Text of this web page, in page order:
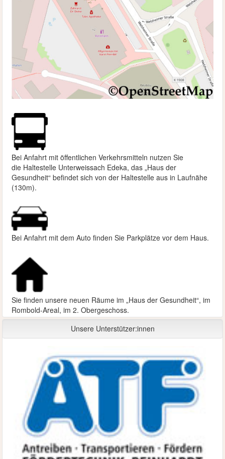
Bei Anfahrt mit öffentlichen Verkehrsmitteln nutzen Sie
die Haltestelle Unterweissach Edeka, das „Haus der
Gesundheit“ befindet sich von der Haltestelle aus in Laufnähe
(130m).
Bei Anfahrt mit dem Auto finden Sie Parkplätze vor dem Haus.
Sie finden unsere neuen Räume im „Haus der Gesundheit“, im
Rombold-Areal, im 2. Obergeschoss.
Unsere Unterstützer:innen